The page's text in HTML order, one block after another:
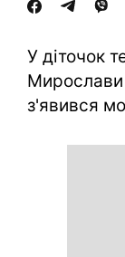
У діточок
Мирослави
з'явився